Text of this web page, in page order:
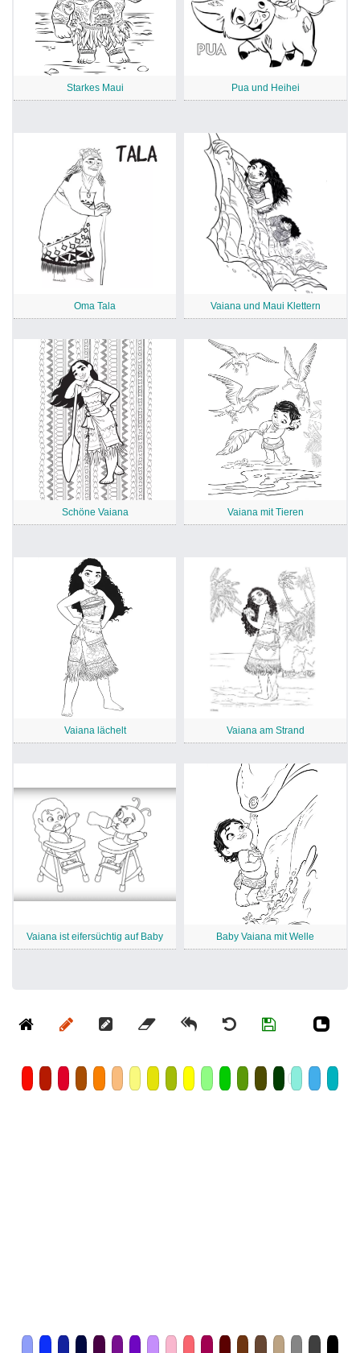
Starkes Maui Pua und Heihei
Oma Tala Vaiana und Maui Klettern
Schöne Vaiana Vaiana mit Tieren
Vaiana lächelt Vaiana am Strand
Vaiana ist eifersüchtig auf Baby Baby Vaiana mit Welle